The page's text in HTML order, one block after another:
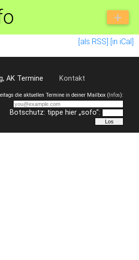
[als RSS] [in iCal]
AK Termine Kontakt
die aktuellen Termine in deiner Mailbox (Infos):
Botschutz: tippe hier „sofo“: